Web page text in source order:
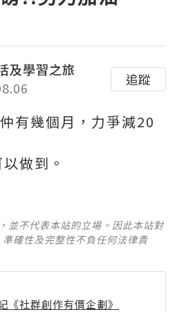
及學習之旅
追蹤
有幾個月，力爭減20
做到。
並不代表本站的立場。因此本站對
確性及完整性不負任何法律責
《社群創作有價企劃》